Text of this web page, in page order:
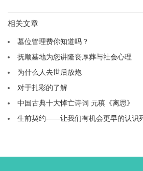
相关文章
墓位管理费你知道吗？
抚顺墓地为您讲隆丧厚葬与社会心理
为什么人去世后放炮
对于扎彩的了解
中国古典十大悼亡诗词 元稹《离思》
生前契约——让我们有机会更早的认识